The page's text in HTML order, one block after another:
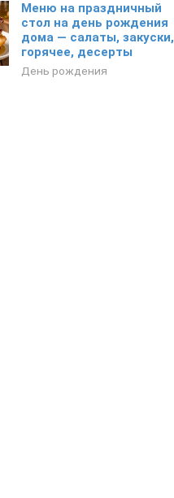
Меню на праздничный
стол на день рождения
дома — салаты, закуски,
горячее, десерты
День рождения